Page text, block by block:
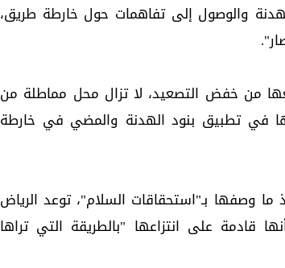
والوصول إلى تفاهمات حول خارطة طريق،
من خفض التصعيد، لا تزال محل مماطلة من
في تطبيق بنود الهدنة والمضي في خارطة
وصفها بـ"استحقاقات السلام"، توعد الرياض
قادمة على انتزاعها "بالطريقة التي تراها